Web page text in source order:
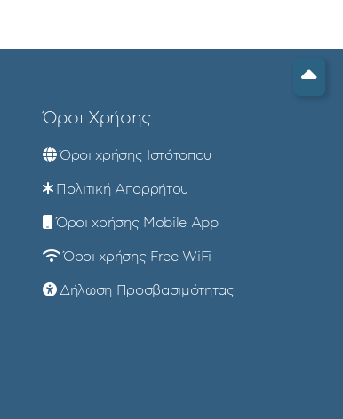
Όροι Χρήσης
Όροι χρήσης Ιστότοπου
Πολιτική Απορρήτου
Όροι χρήσης Mobile App
Όροι χρήσης Free WiFi
Δήλωση Προσβασιμότητας